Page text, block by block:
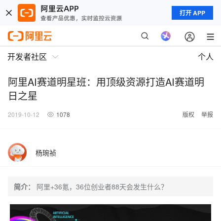
打开 APP
开发者社区 个人
阿里AI赛道明星班：用顶级资源打造AI赛道明
日之星
2019-10-12 1078 版权 举报
杨琬祯
简介： 阿里+36氪，36位创业者88天会发生什么？